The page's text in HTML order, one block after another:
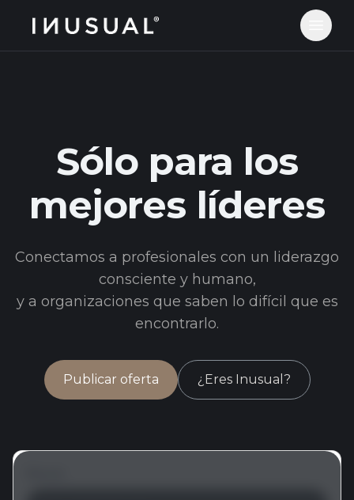
jobs.inusual.com
Sólo para los
mejores líderes
Conectamos a profesionales con un liderazgo
consciente y humano,
y a organizaciones que saben lo difícil que es
encontrarlo.
Publicar oferta ¿Eres Inusual?